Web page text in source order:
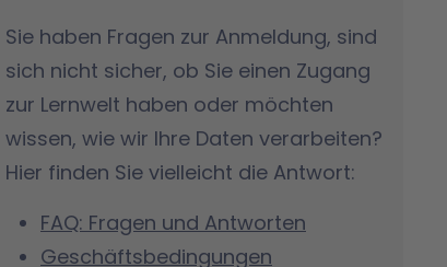
Sie haben Fragen zur Anmeldung, sind
sich nicht sicher, ob Sie einen Zugang
zur Lernwelt haben oder möchten
wissen, wie wir Ihre Daten verarbeiten?
Hier finden Sie vielleicht die Antwort:
FAQ: Fragen und Antworten
Geschäftsbedingungen